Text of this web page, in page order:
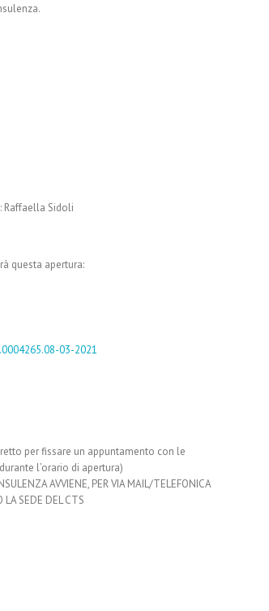
Raffaella Sidoli
questa apertura:
03-2021
per fissare un appuntamento con le
l’orario di apertura)
AVVIENE, PER VIA MAIL/TELEFONICA
LA SEDE DEL CTS